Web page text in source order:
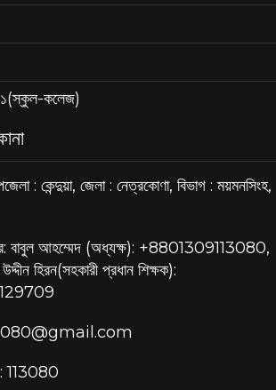
১(স্কুল-কলেজ)
: কেন্দুয়া, জেলা : নেত্রকোণা, বিভাগ : ময়মনসিংহ,
বাবুল আহম্মেদ (অধ্যক্ষ): +8801309113080,
হিরন(সহকারী প্রধান শিক্ষক):
113080